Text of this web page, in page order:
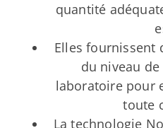
quantité
Elles fournissent
du niveau
laboratoire pour
toute
La technologie